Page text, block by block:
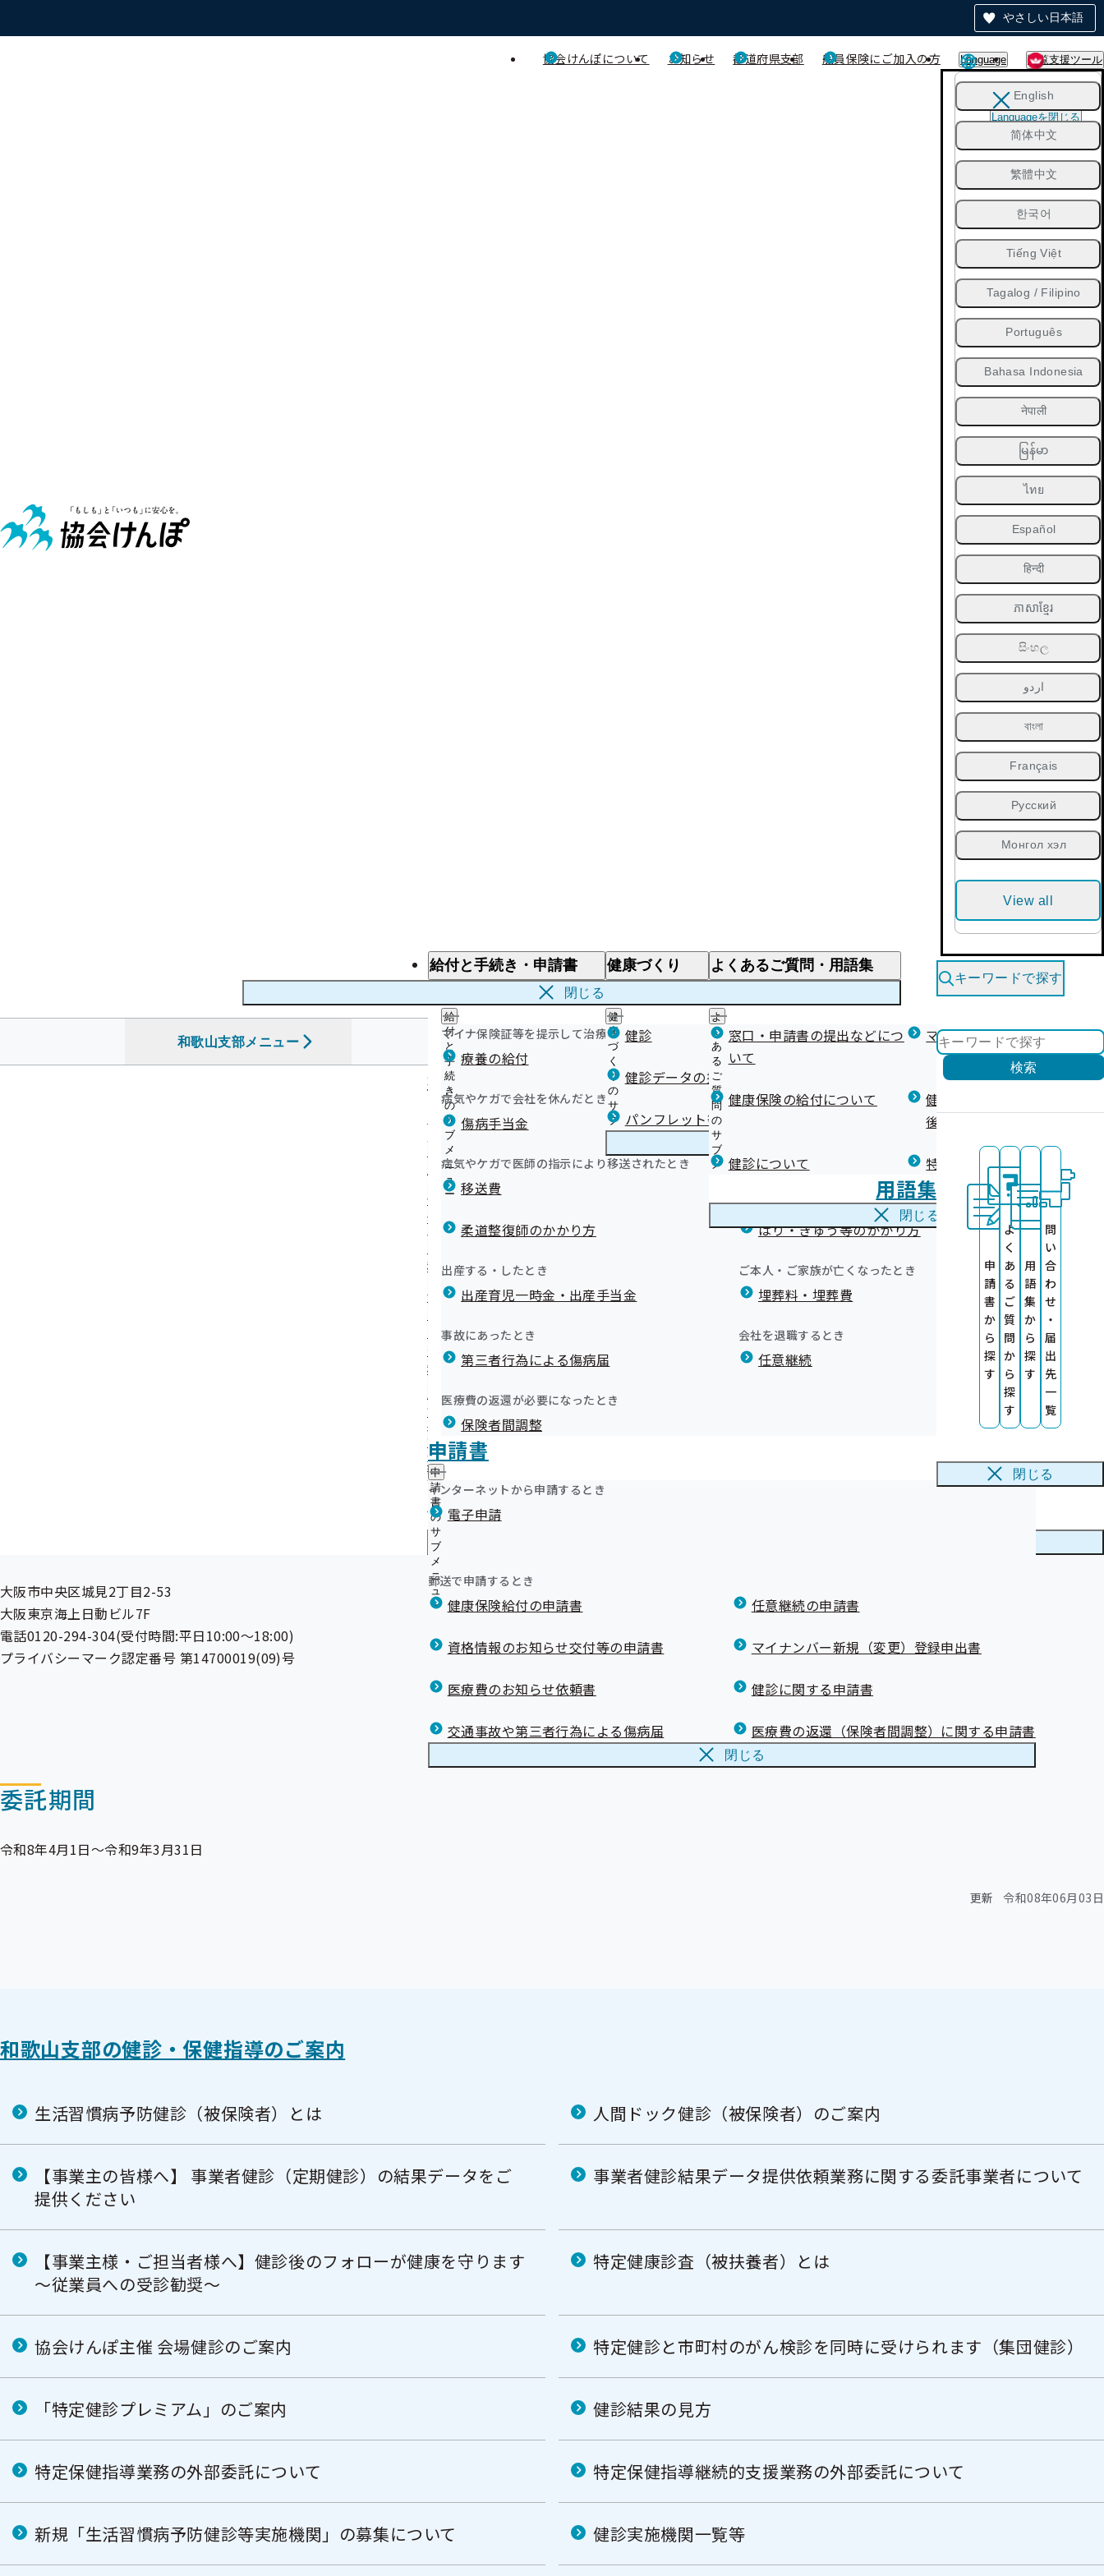
やさしい日本語
協会けんぽについて お知らせ 都道府県支部 船員保険にご加入の方 Language 閲覧支援ツール
English
简体中文
繁體中文
한국어
Tiếng Việt
Tagalog / Filipino
Português
Bahasa Indonesia
नेपाली
မြန်မာ
ไทย
Español
हिन्दी
ភាសាខ្មែរ
සිංහල
اردو
বাংলা
Français
Русский
Монгол хэл
View all
Languageを閉じる
給付と手続き・申請書
給付と手続き
給
付
と
手
続
き
の
サ
ブ
メ
ニ
ュ
ー
マイナ保険証等を提示して治療を受けるとき
療養の給付
医療費が高額になりそう・なったとき
限度額適用認定・高額療養費・高額介護合算
病気やケガで会社を休んだとき
傷病手当金
医療費の全額を負担したとき
病気やケガで医師の指示により移送されたとき
移送費
海外で急な病気にかかり治療を受けたとき
柔道整復師のかかり方 はり・きゅう等のかかり方
出産する・したとき
出産育児一時金・出産手当金
ご本人・ご家族が亡くなったとき
埋葬料・埋葬費
事故にあったとき
第三者行為による傷病届
会社を退職するとき
任意継続
医療費の返還が必要になったとき
保険者間調整
申請書
申
請
書
の
サ
ブ
メ
ニ
ュ
ー
インターネットから申請するとき
電子申請
郵送で申請するとき
健康保険給付の申請書 任意継続の申請書
資格情報のお知らせ交付等の申請書 マイナンバー新規（変更）登録申出書
医療費のお知らせ依頼書 健診に関する申請書
交通事故や第三者行為による傷病届 医療費の返還（保険者間調整）に関する申請書
閉じる
健康づくり
健
康
づ
く
り
の
サ
ブ
メ
ュ
健診 健診を受けた後の健康づくり
健診データの提供について 健康宣言（コラボヘルス）
パンフレット等（広報） 健康づくりコラム
よくあるご質問・用語集
よ
く
あ
る
ご
質
問
の
サ
ブ
メ
窓口・申請書の提出などにつ
いて
マイナ保険証等関連について
健康保険の給付について
健康保険任意継続制度（退職
後の健康保険）について
健診について 特定保健指導について
用語集
閉じる
閉じる
キーワードで探す
検索
申
請
書
か
ら
探
す
よ
く
あ
る
ご
質
問
か
ら
探
す
用
語
集
か
ら
探
す
問
い
合
わ
せ
・
届
出
先
一
覧
閉じる
和歌山支部メニュー
を開く
和歌山支部
和歌山支部からのお知らせ
和歌山支部の健診・保健指導のご案内
和
部
生活習慣病予防健診（被保険者）とは
人間ドック健診（被保険者）のご案内
【事業主の皆様へ】 事業者健診（定期健診）の結果データをご提供くだ
さい
事業者健診結果データ提供依頼業務に関する委託事業者について
【事業主様・ご担当者様へ】健診後のフォローが健康を守ります ～従業
員への受診勧奨～
特定健康診査（被扶養者）とは
協会けんぽ主催 会場健診のご案内
「特定健診プレミアム」のご案内
健診結果の見方
特定保健指導業務の外部委託について
新規「生活習慣病予防健診等実施機関」の募集について
健診実施機関一覧等
健康保険委員
康
健康保険委員にご登録ください
健康保険委員様のサポートをいたします
健康保険委員関係届出用紙
健康づくり
和歌山支部のデータヘルス計画
【9/18(金)】健康経営セミナー開催！
協会けんぽわかやま通信（納入告知書同封リーフレット）
ジェネリック医薬品について
任意継続保険料の証明について
和歌山支部LINE公式アカウントについて
【広報コラム】楽しく続ける運動習慣
健康コラム
メールマガジン
統計情報
和歌山支部について
所在地・連絡先
調達情報
採用情報
個人情報保護
地方自治体及び関係団体との連携協定
情報公開
評議会
事務処理誤り
リンク集
特定保健指導継続的支援業務の外部委託について
を提供するため、下記の事業者に継続的支援業務(初回面談後の電話やメール等による支援)を委託しています。
つきましては、特定保健指導初回面談終了後に委託先よりご連絡をさせていただくことがございますので、ご理解の程よろしくお願いいたします。
継続的支援業務を委託する場合は、初回面談時に継続的支援業務の委託内容を対象者の方に説明させていただき、了承が得られた方のみ委託します。
大阪市中央区城見2丁目2-53
大阪東京海上日動ビル7F
電話0120-294-304(受付時間:平日10:00～18:00)
プライバシーマーク認定番号 第14700019(09)号
委託期間
令和8年4月1日～令和9年3月31日
更新 令和08年06月03日
和歌山支部の健診・保健指導のご案内
生活習慣病予防健診（被保険者）とは 人間ドック健診（被保険者）のご案内
【事業主の皆様へ】 事業者健診（定期健診）の結果データをご
提供ください
事業者健診結果データ提供依頼業務に関する委託事業者について
【事業主様・ご担当者様へ】健診後のフォローが健康を守ります
～従業員への受診勧奨～
特定健康診査（被扶養者）とは
協会けんぽ主催 会場健診のご案内 特定健診と市町村のがん検診を同時に受けられます（集団健診）
「特定健診プレミアム」のご案内 健診結果の見方
特定保健指導業務の外部委託について 特定保健指導継続的支援業務の外部委託について
新規「生活習慣病予防健診等実施機関」の募集について 健診実施機関一覧等